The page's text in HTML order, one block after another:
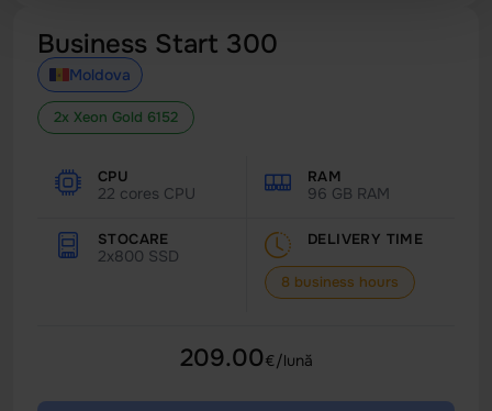
Business Start 300
Moldova
2x Xeon Gold 6152
CPU
22 cores CPU
RAM
96 GB RAM
STOCARE
2x800 SSD
DELIVERY TIME
8 business hours
209.00€/lună